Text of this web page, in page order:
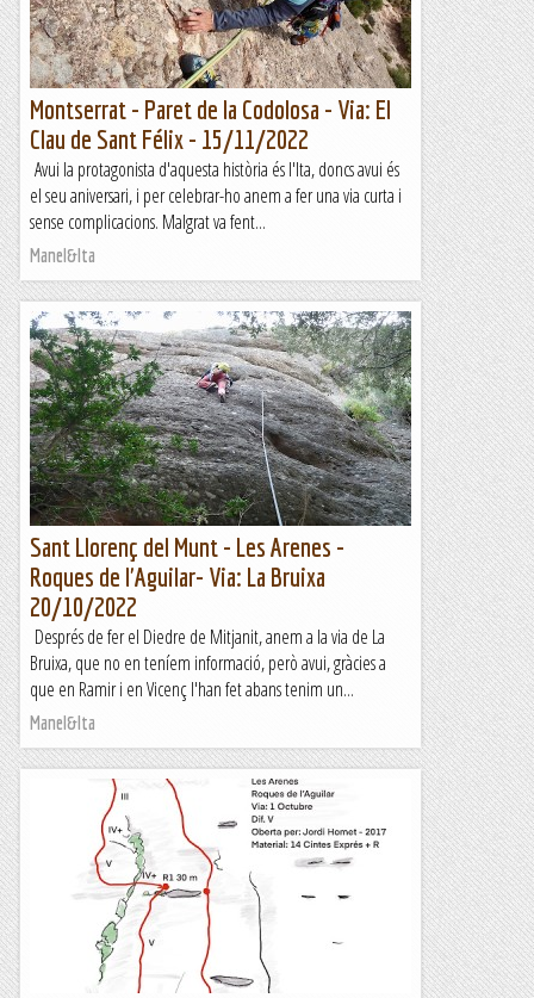
Montserrat - Paret de la Codolosa - Via: El
Clau de Sant Félix - 15/11/2022
Avui la protagonista d'aquesta història és l'Ita, doncs avui és
el seu aniversari, i per celebrar-ho anem a fer una via curta i
sense complicacions. Malgrat va fent...
Manel&Ita
Sant Llorenç del Munt - Les Arenes -
Roques de l'Aguilar- Via: La Bruixa
20/10/2022
Després de fer el Diedre de Mitjanit, anem a la via de La
Bruixa, que no en teníem informació, però avui, gràcies a
que en Ramir i en Vicenç l'han fet abans tenim un...
Manel&Ita